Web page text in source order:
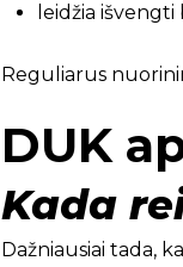
leidžia
Reguliarus
DUK
Kada
Dažniausiai tada,